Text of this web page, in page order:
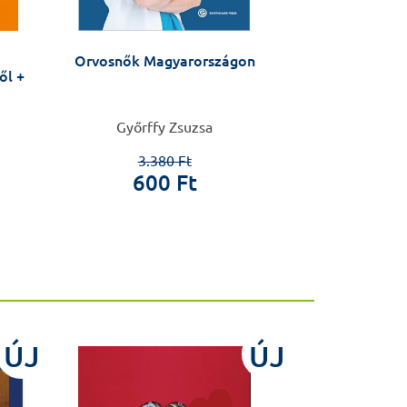
+
Orvosnők Magyarországon
Győrffy Zsuzsa
3.380 Ft
600 Ft
ÚJ ÚJ